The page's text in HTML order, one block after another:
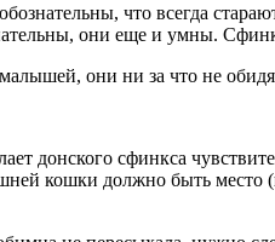
что всегда
они еще и умны.
они ни за что не
донского сфинкса
кошки должно быть место